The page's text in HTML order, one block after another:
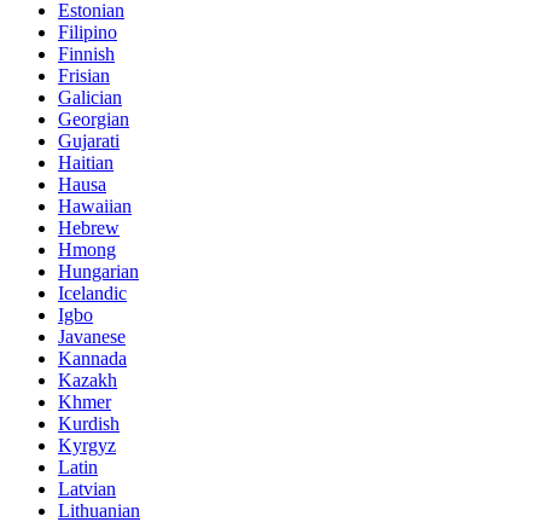
Estonian
Filipino
Finnish
Frisian
Galician
Georgian
Gujarati
Haitian
Hausa
Hawaiian
Hebrew
Hmong
Hungarian
Icelandic
Igbo
Javanese
Kannada
Kazakh
Khmer
Kurdish
Kyrgyz
Latin
Latvian
Lithuanian